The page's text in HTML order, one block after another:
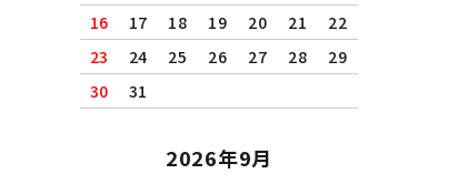
16
17 18 19 20 21
22
23
24 25 26 27 28
29
30
31
2026年9月